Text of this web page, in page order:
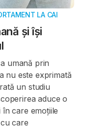
LA CAI
și își
umană prin
nu este exprimată
un studiu
aduce o
care emoțiile
care